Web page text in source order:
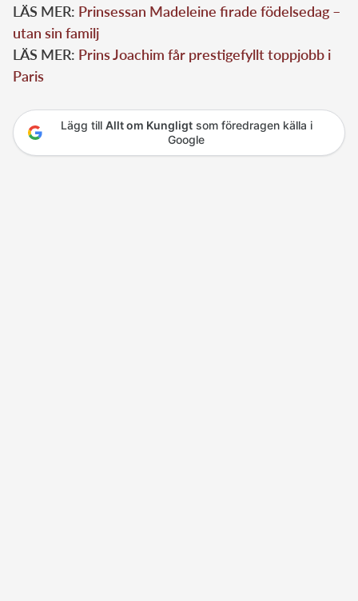
LÄS MER: Prinsessan Madeleine firade födelsedag –
utan sin familj
LÄS MER: Prins Joachim får prestigefyllt toppjobb i
Paris
Lägg till Allt om Kungligtsom föredragen källa i
Google